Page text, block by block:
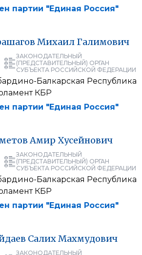
партии "Единая Россия"
Михаил Галимович
ЗАКОНОДАТЕЛЬНЫЙ
(ПРЕДСТАВИТЕЛЬНЫЙ) ОРГАН
СУБЪЕКТА РОССИЙСКОЙ ФЕДЕРАЦИИ
Балкарская Республика
КБР
партии "Единая Россия"
Амир Хусейнович
ЗАКОНОДАТЕЛЬНЫЙ
(ПРЕДСТАВИТЕЛЬНЫЙ) ОРГАН
СУБЪЕКТА РОССИЙСКОЙ ФЕДЕРАЦИИ
Балкарская Республика
КБР
партии "Единая Россия"
Салих Махмудович
ЗАКОНОДАТЕЛЬНЫЙ